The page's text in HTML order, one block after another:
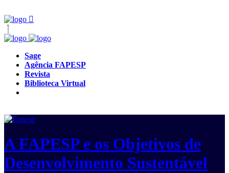
Sage
Agência FAPESP
Revista
Biblioteca Virtual
A FAPESP e os Objetivos de
Desenvolvimento Sustentável